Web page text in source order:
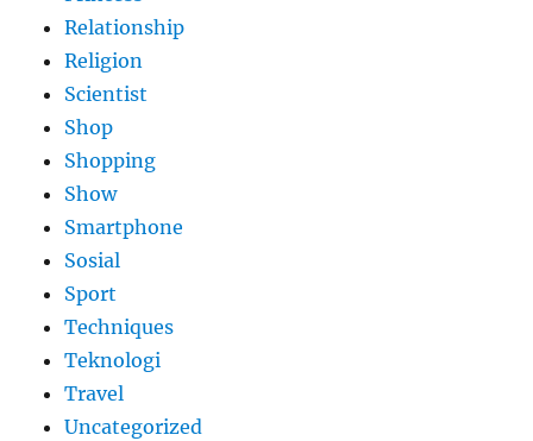
Relationship
Religion
Scientist
Shop
Shopping
Show
Smartphone
Sosial
Sport
Techniques
Teknologi
Travel
Uncategorized